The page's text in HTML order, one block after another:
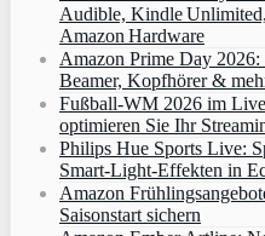
Audible, Kindle
Amazon Hardware
Amazon Prime Day
Beamer, Kopfhörer &
Fußball-WM 2026 im
optimieren Sie Ihr
Philips Hue Sports Live:
Smart‑Light‑Effekten in
Amazon
Saisonstart sichern